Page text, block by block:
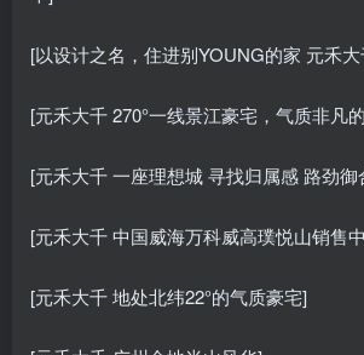
[以设计之名，住进别YOUNG的家 元禾
[元禾大千 270°一线景江豪宅，气质非凡
[元禾大千 一座理想城 寻找归属感 路劲
[元禾大千 中国威海万科威高璞悦山销售
[元禾大千 地处北纬22°的气质豪宅]